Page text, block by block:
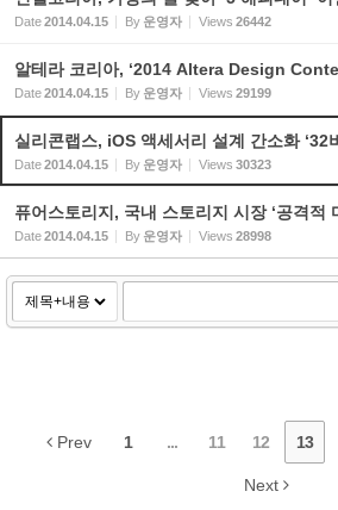
Date2014.04.15 By 운영자 Views 26442
알테라 코리아, ‘2014 Altera Design
Date2014.04.15 By 운영자 Views 29199
실리콘랩스, iOS 액세서리 설계 간소화 ‘32
Date2014.04.15 By 운영자 Views 30323
퓨어스토리지, 국내 스토리지 시장 ‘공격적
Date2014.04.15 By 운영자 Views 28998
Prev 1 ... 11 12 13
Next